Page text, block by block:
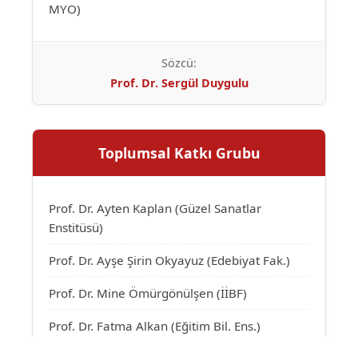
MYO)
Sözcü:
Prof. Dr. Sergül Duygulu
Toplumsal Katkı Grubu
Prof. Dr. Ayten Kaplan (Güzel Sanatlar
Enstitüsü)
Prof. Dr. Ayşe Şirin Okyayuz (Edebiyat Fak.)
Prof. Dr. Mine Ömürgönülşen (İİBF)
Prof. Dr. Fatma Alkan (Eğitim Bil. Ens.)